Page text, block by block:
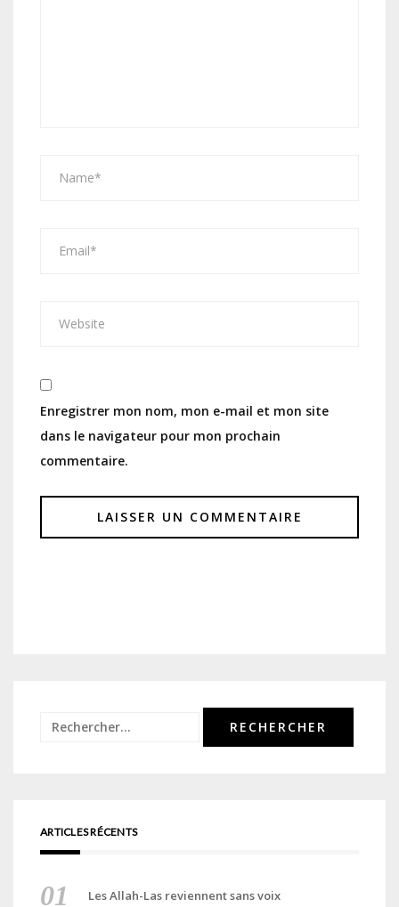
Enregistrer mon nom, mon e-mail et mon site
dans le navigateur pour mon prochain
commentaire.
Rechercher :
ARTICLES RÉCENTS
Les Allah-Las reviennent sans voix